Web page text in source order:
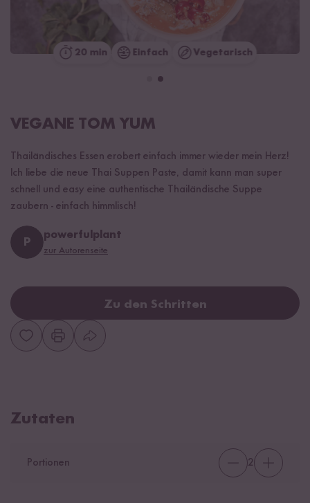
20 min Einfach Vegetarisch
VEGANE TOM YUM
Thailändisches Essen erobert einfach immer wieder mein Herz!
Ich liebe die neue Thai Suppen Paste, damit kann man super
schnell und easy eine authentische Thailändische Suppe
zaubern - einfach himmlisch!
P
powerfulplant
zur Autorenseite
Zu den Schritten
Zutaten
Portionen 2